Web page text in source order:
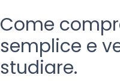
Come
semplice e
studiare.